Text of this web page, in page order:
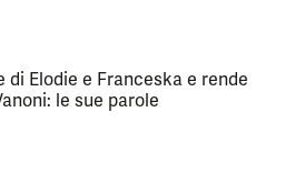
di Elodie e Franceska e rende
le sue parole